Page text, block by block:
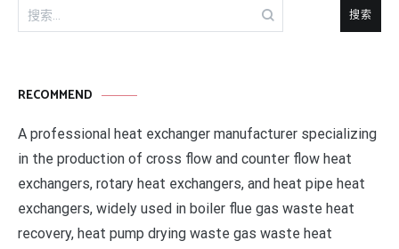
搜
索：
RECOMMEND
A professional heat exchanger manufacturer specializing
in the production of cross flow and counter flow heat
exchangers, rotary heat exchangers, and heat pipe heat
exchangers, widely used in boiler flue gas waste heat
recovery, heat pump drying waste gas waste heat